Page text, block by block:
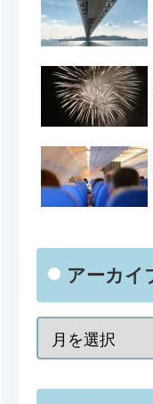
アーカイ